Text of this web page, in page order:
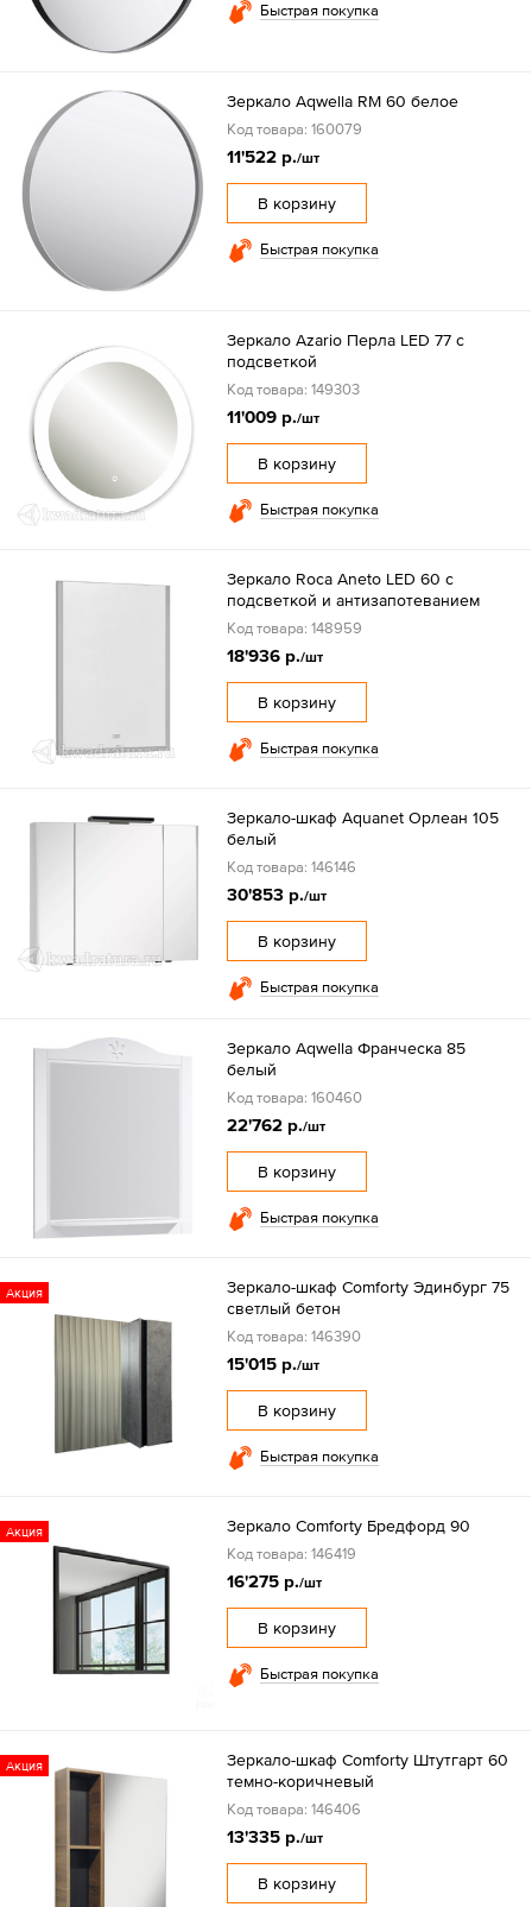
Быстрая покупка
Зеркало Aqwella RM 60 белое
Код товара: 160079
11'522 р./шт
В корзину
Быстрая покупка
Зеркало Azario Перла LED 77 с
подсветкой
Код товара: 149303
11'009 р./шт
В корзину
Быстрая покупка
Зеркало Roca Aneto LED 60 с
подсветкой и антизапотеванием
Код товара: 148959
18'936 р./шт
В корзину
Быстрая покупка
Зеркало-шкаф Aquanet Орлеан 105
белый
Код товара: 146146
30'853 р./шт
В корзину
Быстрая покупка
Зеркало Aqwella Франческа 85
белый
Код товара: 160460
22'762 р./шт
В корзину
Быстрая покупка
Акция
Зеркало-шкаф Comforty Эдинбург 75
светлый бетон
Код товара: 146390
15'015 р./шт
В корзину
Быстрая покупка
Акция Зеркало Comforty Бредфорд 90
Код товара: 146419
16'275 р./шт
В корзину
Быстрая покупка
Акция
Зеркало-шкаф Comforty Штутгарт 60
темно-коричневый
Код товара: 146406
13'335 р./шт
В корзину